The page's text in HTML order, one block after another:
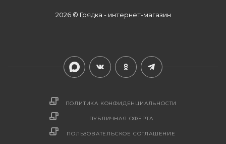
2026 © Грядка - интернет-магазин
ПОЛИТИКА КОНФИДЕНЦИАЛЬНОСТИ
ПУБЛИЧНАЯ ОФЕРТА
ПОЛЬЗОВАТЕЛЬСКОЕ СОГЛАШЕНИЕ